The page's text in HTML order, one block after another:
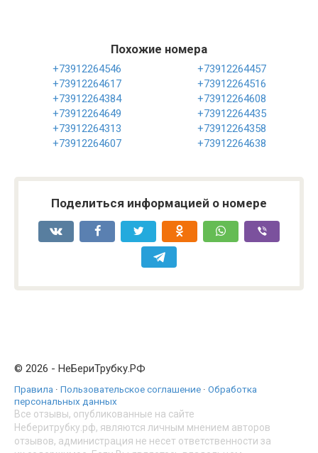
Похожие номера
+73912264546
+73912264457
+73912264617
+73912264516
+73912264384
+73912264608
+73912264649
+73912264435
+73912264313
+73912264358
+73912264607
+73912264638
Поделиться информацией о номере
© 2026 - НеБериТрубку.РФ
Правила · Пользовательское соглашение · Обработка
персональных данных
Все отзывы, опубликованные на сайте
Неберитрубку.рф, являются личным мнением авторов
отзывов, администрация не несет ответственности за